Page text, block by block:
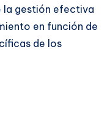
la gestión efectiva
en función de
de los